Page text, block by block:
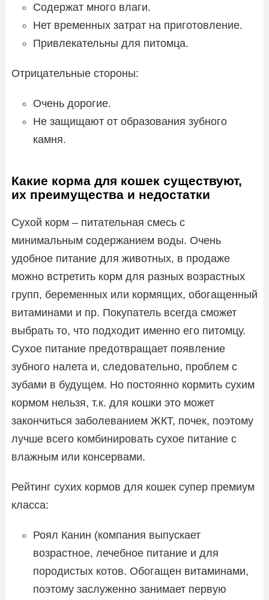
Содержат много влаги.
Нет временных затрат на приготовление.
Привлекательны для питомца.
Отрицательные стороны:
Очень дорогие.
Не защищают от образования зубного
камня.
Какие корма для кошек существуют,
их преимущества и недостатки
Сухой корм – питательная смесь с
минимальным содержанием воды. Очень
удобное питание для животных, в продаже
можно встретить корм для разных возрастных
групп, беременных или кормящих, обогащенный
витаминами и пр. Покупатель всегда сможет
выбрать то, что подходит именно его питомцу.
Сухое питание предотвращает появление
зубного налета и, следовательно, проблем с
зубами в будущем. Но постоянно кормить сухим
кормом нельзя, т.к. для кошки это может
закончиться заболеванием ЖКТ, почек, поэтому
лучше всего комбинировать сухое питание с
влажным или консервами.
Рейтинг сухих кормов для кошек супер премиум
класса:
Роял Канин (компания выпускает
возрастное, лечебное питание и для
породистых котов. Обогащен витаминами,
поэтому заслуженно занимает первую